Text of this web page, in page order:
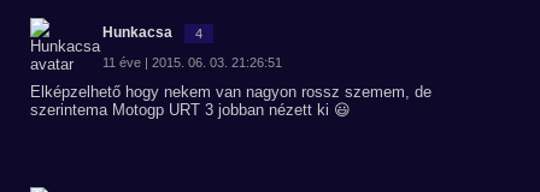
Hunkacsa 4
11 éve | 2015. 06. 03. 21:26:51
Elképzelhető hogy nekem van nagyon rossz szemem, de
szerintema Motogp URT 3 jobban nézett ki 😃